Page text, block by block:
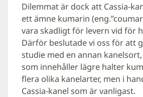
Dilemmat är dock att Cassia-
ett ämne kumarin
vara skadligt för levern vid för
Därför beslutade vi oss för att
studie med en annan
som innehåller lägre halter
flera olika kanelarter, men i
Cassia-kanel som är vanligast.